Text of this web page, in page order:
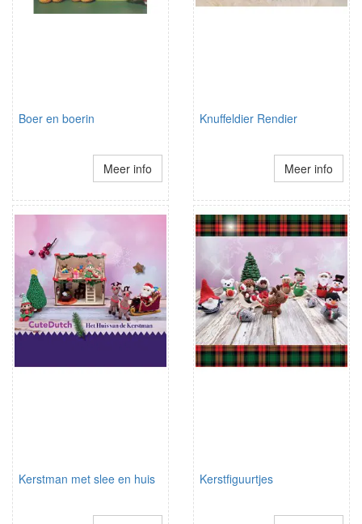
Boer en boerin
Meer info
Knuffeldier Rendier
Meer info
Kerstman met slee en huis Kerstfiguurtjes